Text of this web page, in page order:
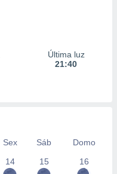
Última luz
21:40
Sex Sáb
Domo
14 15 16